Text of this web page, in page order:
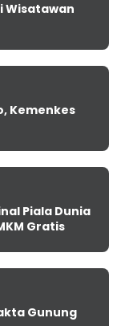
Wisatawan
Kemenkes
Piala Dunia
Gratis
Gunung